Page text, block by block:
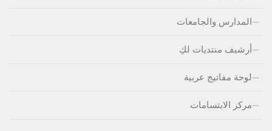
المدارس والجامعات
أرشيف منتديات لكِ
لوحة مفاتيج عربية
مركز الابتسامات